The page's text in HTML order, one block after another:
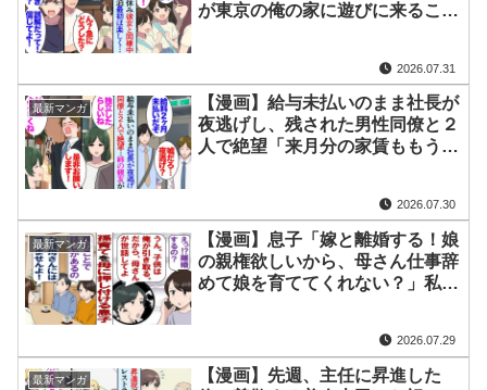
が東京の俺の家に遊びに来ること
と別れたほうが良いよ…」彼女を
嫌い…【マンガ動画】
2026.07.31
最新マンガ
【漫画】給与未払いのまま社長が
夜逃げし、残された男性同僚と２
人で絶望「来月分の家賃ももう払
業した。姉の親友「あの時の恩返
しさせて」【マンガ動画】
2026.07.30
最新マンガ
【漫画】息子「嫁と離婚する！娘
の親権欲しいから、母さん仕事辞
めて娘を育ててくれない？」私
なことを言いだす息子に困
惑……。
2026.07.29
最新マンガ
【漫画】先週、主任に昇進した